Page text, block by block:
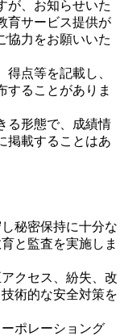
が、お知らせいた
育サービス提供が
協力をお願いいた
点等を記載し、
することがありま
る形態で、成績情
掲載することはあ
秘密保持に十分な
と監査を実施しま
クセス、紛失、改
術的な安全対策を
ポレーショング